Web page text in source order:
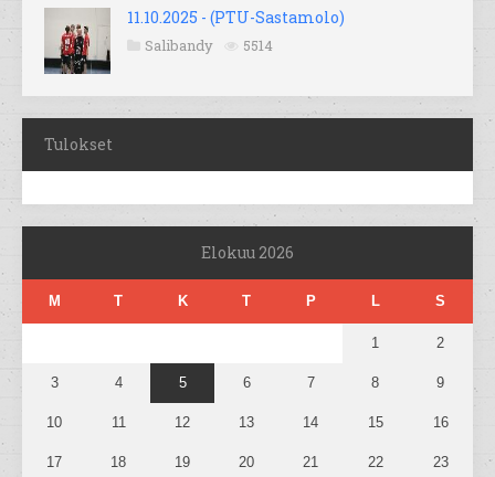
11.10.2025 - (PTU-Sastamolo)
Salibandy 5514
Tulokset
Elokuu 2026
M T K T P L S
1 2
3 4 5 6 7 8 9
10 11 12 13 14 15 16
17 18 19 20 21 22 23